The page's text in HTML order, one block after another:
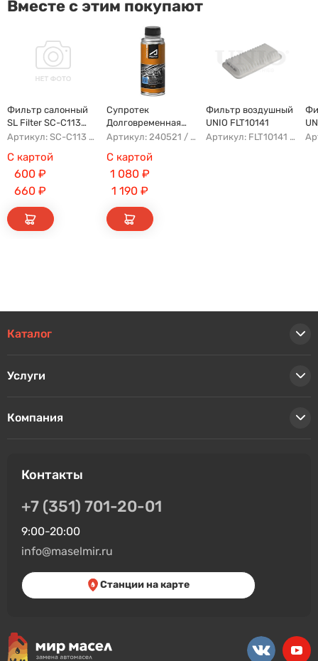
Вместе с этим покупают
Фильтр салонный
SL Filter SC-C113
(AG779CF)
Артикул: SC-C113 AFW1107 8104400XKZ96A AG779CF
С картой
600 ₽
660 ₽
Супротек
Долговременная
Промывка
Артикул: 240521 / 122929
С картой
1 080₽
1 190₽
Фильтр воздушный
UNIO FLT10141
Артикул: FLT10141 AFAD087 AG302ECO AP142/3
Каталог
Услуги
Компания
Контакты
+7 (351) 701-20-01
9:00-20:00
info@maselmir.ru
Станции на карте